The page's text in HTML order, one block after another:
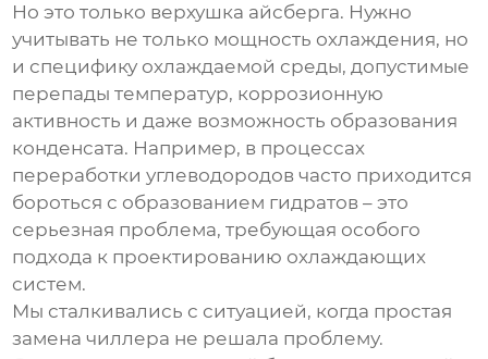
Но это только верхушка айсберга. Нужно
учитывать не только мощность охлаждения, но
и специфику охлаждаемой среды, допустимые
перепады температур, коррозионную
активность и даже возможность образования
конденсата. Например, в процессах
переработки углеводородов часто приходится
бороться с образованием гидратов – это
серьезная проблема, требующая особого
подхода к проектированию охлаждающих
систем.
Мы сталкивались с ситуацией, когда простая
замена чиллера не решала проблему.